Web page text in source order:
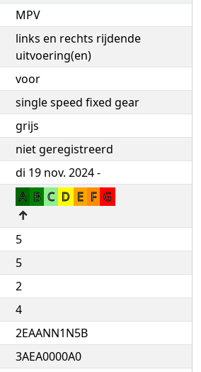
MPV
links en rechts rijdende
uitvoering(en)
voor
single speed fixed gear
grijs
niet geregistreerd
di 19 nov. 2024 -
A B C D E F G
↑
5
5
2
4
2EAANN1N5B
3AEA0000A0